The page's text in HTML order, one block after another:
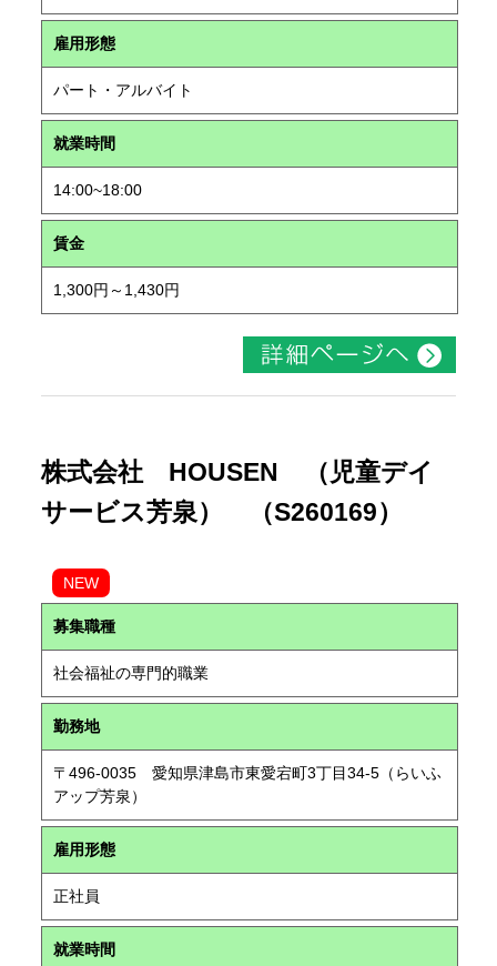
雇用形態
パート・アルバイト
就業時間
14:00~18:00
賃金
1,300円～1,430円
株式会社 HOUSEN （児童デイ
サービス芳泉） （S260169）
NEW
募集職種
社会福祉の専門的職業
勤務地
〒496-0035 愛知県津島市東愛宕町3丁目34-5（らいふ
アップ芳泉）
雇用形態
正社員
就業時間